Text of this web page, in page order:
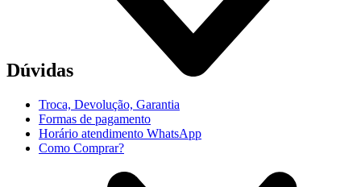
Dúvidas
Troca, Devolução, Garantia
Formas de pagamento
Horário atendimento WhatsApp
Como Comprar?